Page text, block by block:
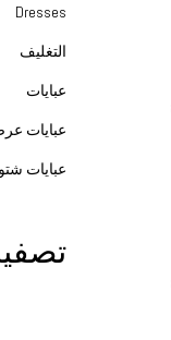
Dresses
التغليف
عبايات
عبايات
عبايات